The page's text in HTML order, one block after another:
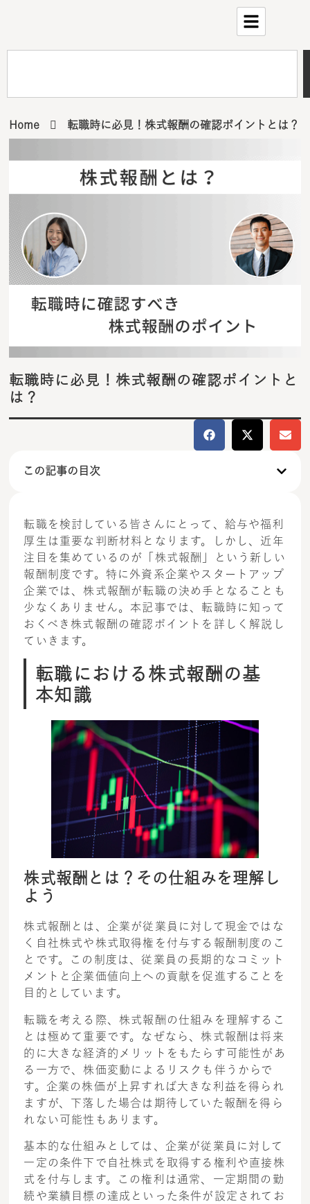
Home 転職時に必見！株式報酬の確認ポイントとは？
転職時に必見！株式報酬の確認ポイントと
は？
この記事の目次
転職を検討している皆さんにとって、給与や福利
厚生は重要な判断材料となります。しかし、近年
注目を集めているのが「株式報酬」という新しい
報酬制度です。特に外資系企業やスタートアップ
企業では、株式報酬が転職の決め手となることも
少なくありません。本記事では、転職時に知って
おくべき株式報酬の確認ポイントを詳しく解説し
ていきます。
転職における株式報酬の基
本知識
株式報酬とは？その仕組みを理解し
よう
株式報酬とは、企業が従業員に対して現金ではな
く自社株式や株式取得権を付与する報酬制度のこ
とです。この制度は、従業員の長期的なコミット
メントと企業価値向上への貢献を促進することを
目的としています。
転職を考える際、株式報酬の仕組みを理解するこ
とは極めて重要です。なぜなら、株式報酬は将来
的に大きな経済的メリットをもたらす可能性があ
る一方で、株価変動によるリスクも伴うからで
す。企業の株価が上昇すれば大きな利益を得られ
ますが、下落した場合は期待していた報酬を得ら
れない可能性もあります。
基本的な仕組みとしては、企業が従業員に対して
一定の条件下で自社株式を取得する権利や直接株
式を付与します。この権利は通常、一定期間の勤
続や業績目標の達成といった条件が設定されてお